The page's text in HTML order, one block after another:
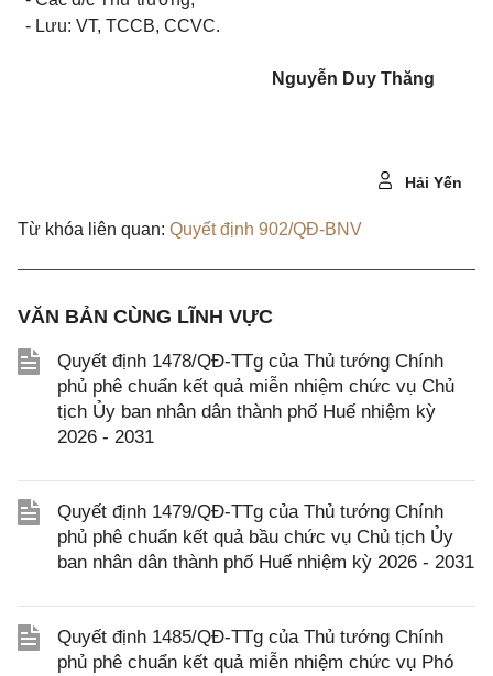
- Lưu: VT, TCCB, CCVC.
Nguyễn Duy Thăng
Hải Yến
Từ khóa liên quan: Quyết định 902/QĐ-BNV
VĂN BẢN CÙNG LĨNH VỰC
Quyết định 1478/QĐ-TTg của Thủ tướng Chính
phủ phê chuẩn kết quả miễn nhiệm chức vụ Chủ
tịch Ủy ban nhân dân thành phố Huế nhiệm kỳ
2026 - 2031
Quyết định 1479/QĐ-TTg của Thủ tướng Chính
phủ phê chuẩn kết quả bầu chức vụ Chủ tịch Ủy
ban nhân dân thành phố Huế nhiệm kỳ 2026 - 2031
Quyết định 1485/QĐ-TTg của Thủ tướng Chính
phủ phê chuẩn kết quả miễn nhiệm chức vụ Phó